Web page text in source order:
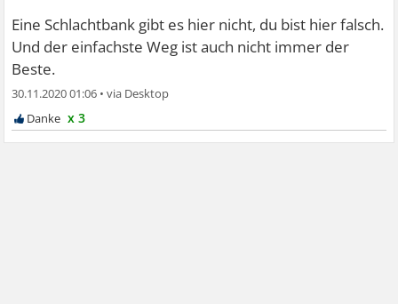
Eine Schlachtbank gibt es hier nicht, du bist hier falsch.
Und der einfachste Weg ist auch nicht immer der
Beste.
30.11.2020 01:06 •
x 3